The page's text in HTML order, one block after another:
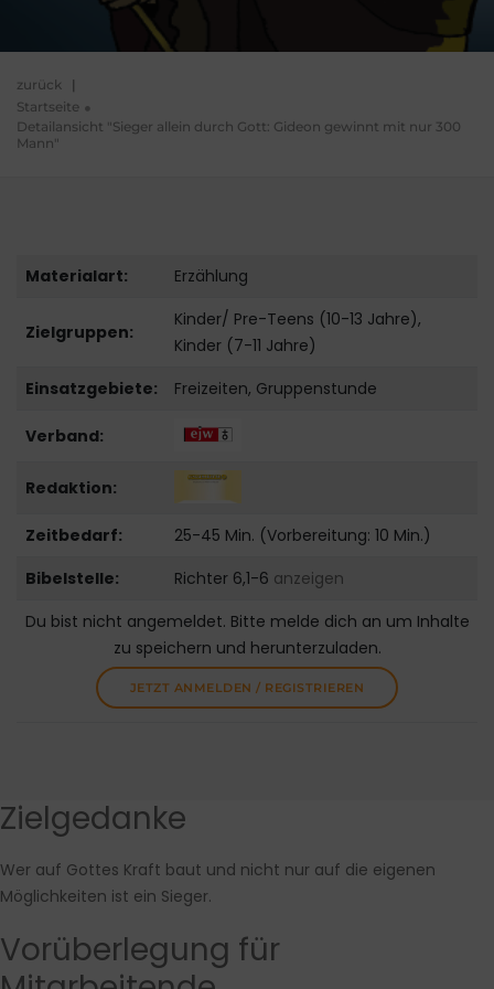
zurück |
Startseite
Detailansicht "Sieger allein durch Gott: Gideon gewinnt mit nur 300
Mann"
Materialart: Erzählung
Zielgruppen:
Kinder/ Pre-Teens (10-13 Jahre),
Kinder (7-11 Jahre)
Einsatzgebiete:
Freizeiten, Gruppenstunde
Verband:
Redaktion:
Zeitbedarf:
25-45 Min. (Vorbereitung: 10 Min.)
Bibelstelle:
Richter 6,1-6 anzeigen
Du bist nicht angemeldet. Bitte melde dich an um Inhalte
zu speichern und herunterzuladen.
JETZT ANMELDEN / REGISTRIEREN
Zielgedanke
Wer auf Gottes Kraft baut und nicht nur auf die eigenen
Möglichkeiten ist ein Sieger.
Vorüberlegung für